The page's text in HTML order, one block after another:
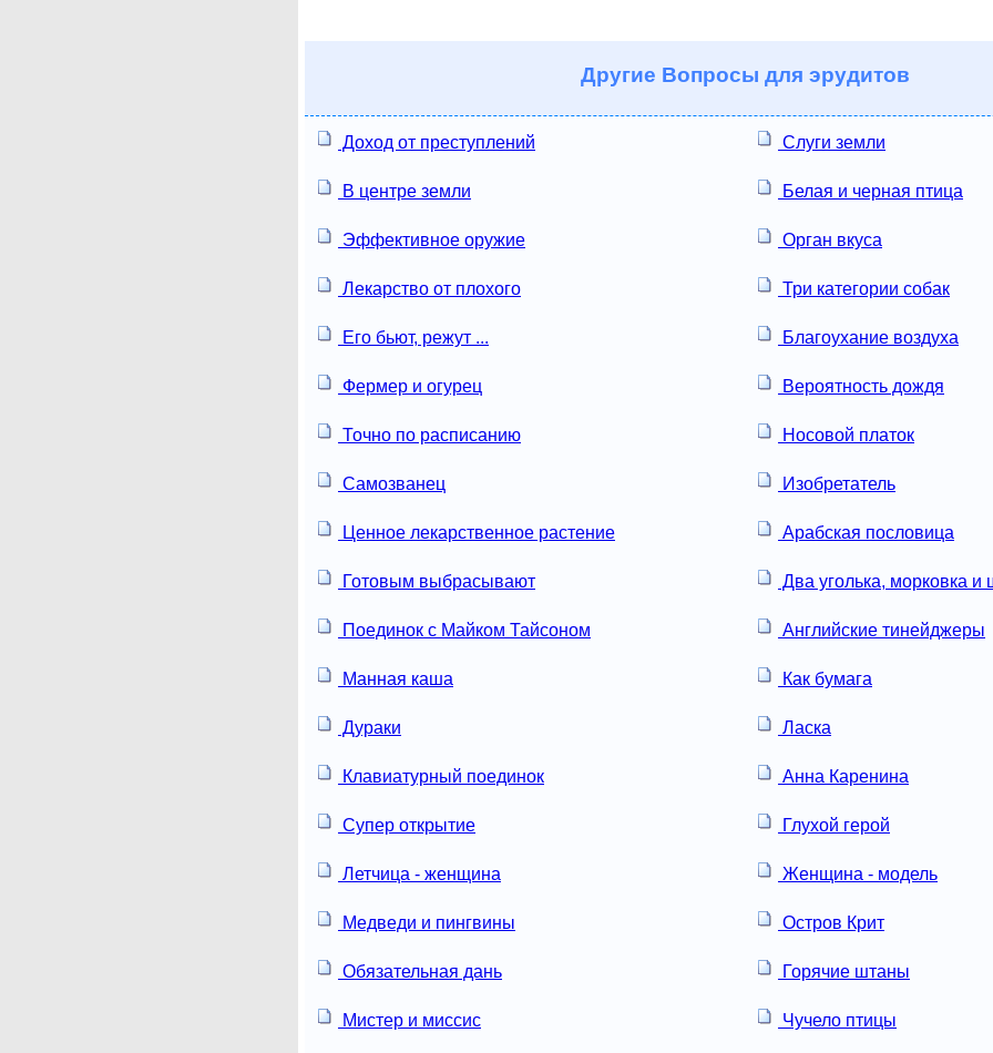
Другие Вопросы для эрудитов
Доход от преступлений Слуги земли
В центре земли Белая и черная птица
Эффективное оружие Орган вкуса
Лекарство от плохого Три категории собак
Его бьют, режут ... Благоухание воздуха
Фермер и огурец Вероятность дождя
Точно по расписанию Носовой платок
Самозванец Изобретатель
Ценное лекарственное растение Арабская пословица
Готовым выбрасывают Два уголька, морковка
Поединок с Майком Тайсоном Английские тинейджеры
Манная каша Как бумага
Дураки Ласка
Клавиатурный поединок Анна Каренина
Супер открытие Глухой герой
Летчица - женщина Женщина - модель
Медведи и пингвины Остров Крит
Обязательная дань Горячие штаны
Мистер и миссис Чучело птицы